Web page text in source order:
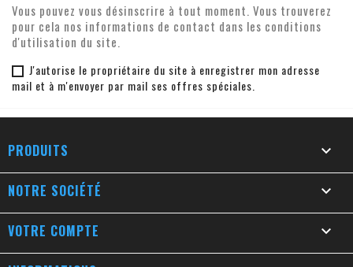
Vous pouvez vous désinscrire à tout moment. Vous trouverez
pour cela nos informations de contact dans les conditions
d'utilisation du site.
J'autorise le propriétaire du site à enregistrer mon adresse
mail et à m'envoyer par mail ses offres spéciales.
PRODUITS 
NOTRE SOCIÉTÉ 
VOTRE COMPTE 